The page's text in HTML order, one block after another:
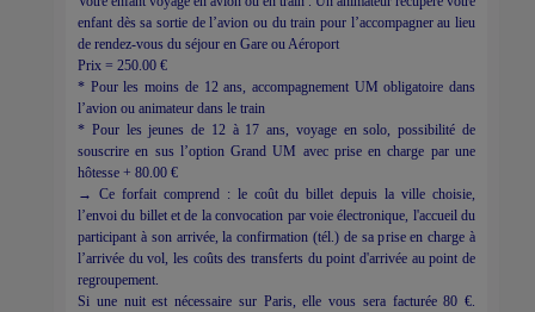
enfant dès sa sortie de l’avion ou du train pour l’accompagner au lieu
de rendez-vous du séjour en Gare ou Aéroport
Prix = 250.00 €
* Pour les moins de 12 ans, accompagnement UM obligatoire dans
l’avion ou animateur dans le train
* Pour les jeunes de 12 à 17 ans, voyage en solo, possibilité de
souscrire en sus l’option Grand UM avec prise en charge par une
hôtesse + 80.00 €
→ Ce forfait comprend : le coût du billet depuis la ville choisie,
l’envoi du billet et de la convocation par voie électronique, l'accueil du
participant à son arrivée, la confirmation (tél.) de sa prise en charge à
l’arrivée du vol, les coûts des transferts du point d'arrivée au point de
regroupement.
Si une nuit est nécessaire sur Paris, elle vous sera facturée 80 €.